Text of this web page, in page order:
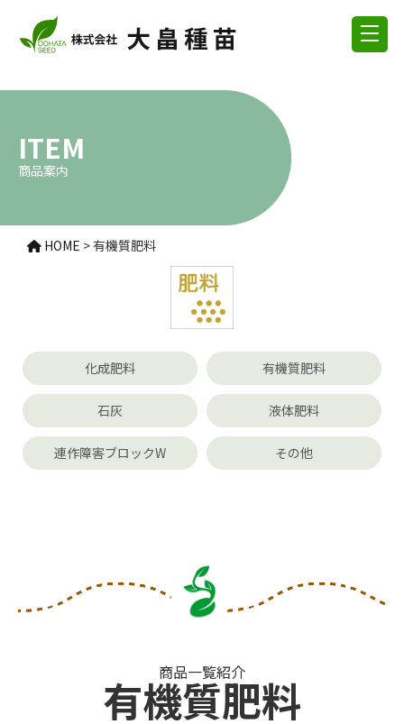
ITEM
商品案内
HOME >有機質肥料
化成肥料 有機質肥料
石灰 液体肥料
連作障害ブロックW その他
商品一覧紹介
有機質肥料